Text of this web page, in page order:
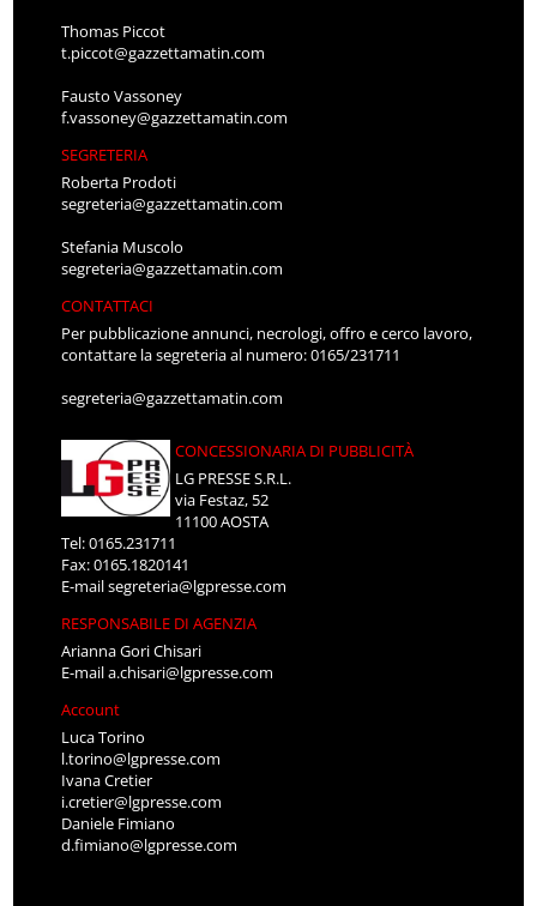
Thomas Piccot
t.piccot@gazzettamatin.com
Fausto Vassoney
f.vassoney@gazzettamatin.com
SEGRETERIA
Roberta Prodoti
segreteria@gazzettamatin.com
Stefania Muscolo
segreteria@gazzettamatin.com
CONTATTACI
Per pubblicazione annunci, necrologi, offro e cerco lavoro,
contattare la segreteria al numero: 0165/231711
segreteria@gazzettamatin.com
CONCESSIONARIA DI PUBBLICITÀ
LG PRESSE S.R.L.
via Festaz, 52
11100 AOSTA
Tel: 0165.231711
Fax: 0165.1820141
E-mailsegreteria@lgpresse.com
RESPONSABILE DI AGENZIA
Arianna Gori Chisari
E-maila.chisari@lgpresse.com
Account
Luca Torino
l.torino@lgpresse.com
Ivana Cretier
i.cretier@lgpresse.com
Daniele Fimiano
d.fimiano@lgpresse.com